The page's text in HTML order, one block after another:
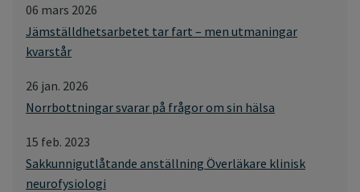
06 mars 2026
Jämställdhetsarbetet tar fart – men utmaningar
kvarstår
26 jan. 2026
Norrbottningar svarar på frågor om sin hälsa
15 feb. 2023
Sakkunnigutlåtande anställning Överläkare klinisk
neurofysiologi